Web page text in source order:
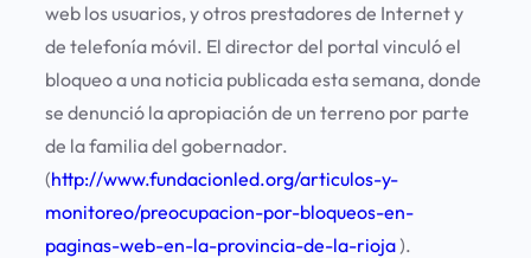
web los usuarios, y otros prestadores de Internet y
de telefonía móvil. El director del portal vinculó el
bloqueo a una noticia publicada esta semana, donde
se denunció la apropiación de un terreno por parte
de la familia del gobernador.
(http://www.fundacionled.org/articulos-y-
monitoreo/preocupacion-por-bloqueos-en-
paginas-web-en-la-provincia-de-la-rioja ).